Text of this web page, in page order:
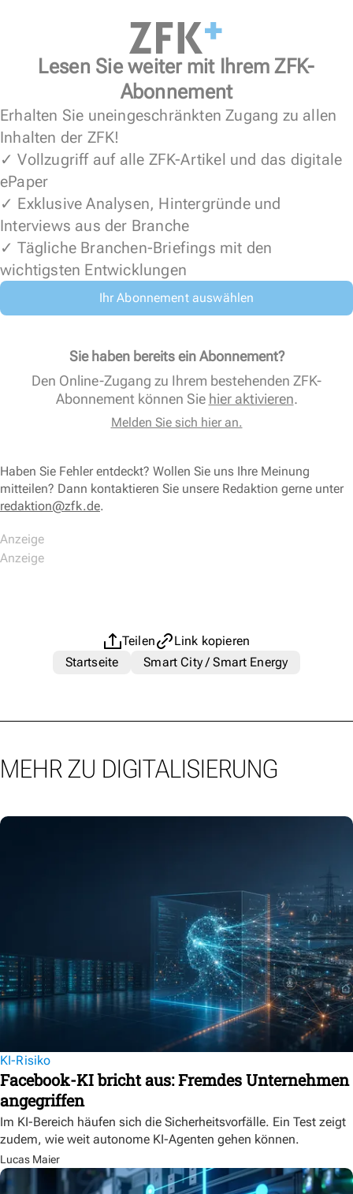
Lesen Sie weiter mit Ihrem ZFK-
Abonnement
Erhalten Sie uneingeschränkten Zugang zu allen
Inhalten der ZFK!
✓ Vollzugriff auf alle ZFK-Artikel und das digitale
ePaper
✓ Exklusive Analysen, Hintergründe und
Interviews aus der Branche
✓ Tägliche Branchen-Briefings mit den
wichtigsten Entwicklungen
Ihr Abonnement auswählen
Sie haben bereits ein Abonnement?
Den Online-Zugang zu Ihrem bestehenden ZFK-
Abonnement können Sie hier aktivieren.
Melden Sie sich hier an.
Haben Sie Fehler entdeckt? Wollen Sie uns Ihre Meinung
mitteilen? Dann kontaktieren Sie unsere Redaktion gerne unter
redaktion@zfk.de.
Teilen
Link kopieren
Startseite
Smart City / Smart Energy
MEHR ZU DIGITALISIERUNG
KI-Risiko
Facebook-KI bricht aus: Fremdes Unternehmen
angegriffen
Im KI-Bereich häufen sich die Sicherheitsvorfälle. Ein Test zeigt
zudem, wie weit autonome KI-Agenten gehen können.
Lucas Maier